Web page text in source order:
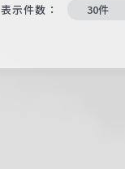
表示件数：